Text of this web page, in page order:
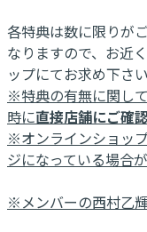
各特典は数に限りが
なりますので、お近
ップにてお求め下さい
※特典の有無に関し
時に直接店舗にご確
※オンラインショッ
ジになっている場合
※メンバーの西村乙